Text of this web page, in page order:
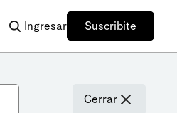
Ingresar Suscribite
Cerrar